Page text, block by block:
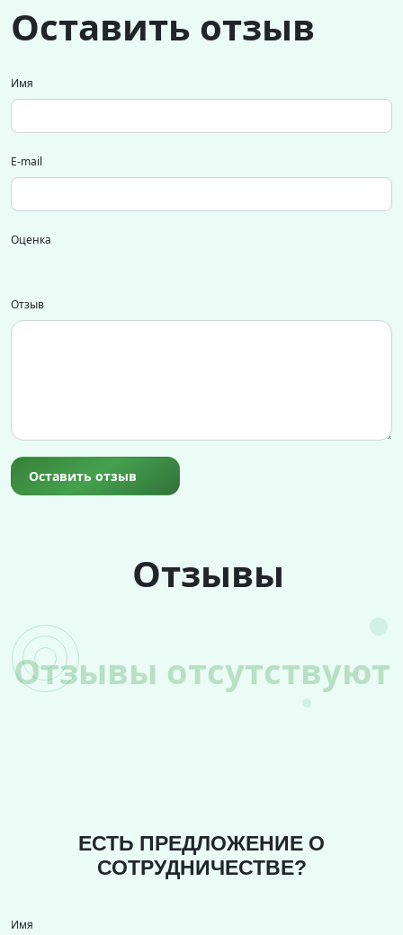
Оставить отзыв
Имя
E-mail
Оценка
Отзыв
Оставить отзыв
Отзывы
Отзывы отсутствуют
ЕСТЬ ПРЕДЛОЖЕНИЕ О
СОТРУДНИЧЕСТВЕ?
Имя